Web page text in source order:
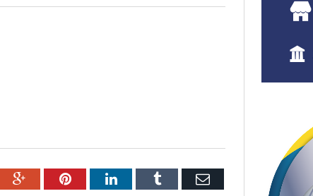
Google+PinterestLinkedInTumblr Email